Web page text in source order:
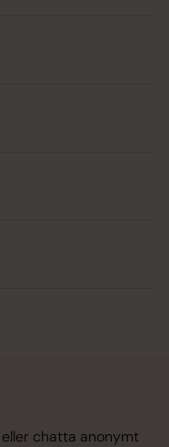
chatta anonymt